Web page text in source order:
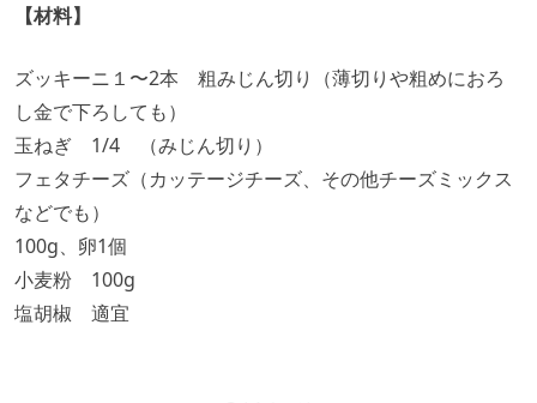
【材料】
ズッキーニ１〜2本 粗みじん切り（薄切りや粗めにおろ
し金で下ろしても）
玉ねぎ 1/4 （みじん切り）
フェタチーズ（カッテージチーズ、その他チーズミックス
などでも）
100g、卵1個
小麦粉 100g
塩胡椒 適宜